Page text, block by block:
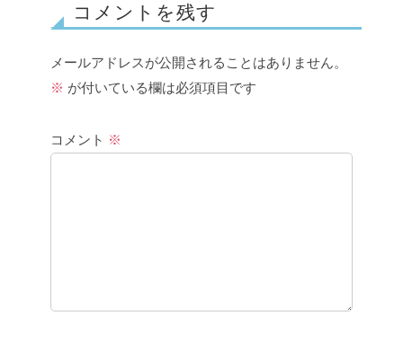
コメントを残す
メールアドレスが公開されることはありません。
※ が付いている欄は必須項目です
コメント ※